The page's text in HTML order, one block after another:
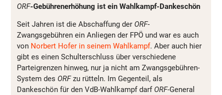
ORF-Gebührenerhöhung ist ein Wahlkampf-Dankeschön
Seit Jahren ist die Abschaffung der ORF-
Zwangsgebühren ein Anliegen der FPÖ und war es auch
von Norbert Hofer in seinem Wahlkampf. Aber auch hier
gibt es einen Schulterschluss über verschiedene
Parteigrenzen hinweg, nur ja nicht am Zwangsgebühren-
System des ORFzu rütteln. Im Gegenteil, als
Dankeschön für den VdB-Wahlkampf darf ORF-General